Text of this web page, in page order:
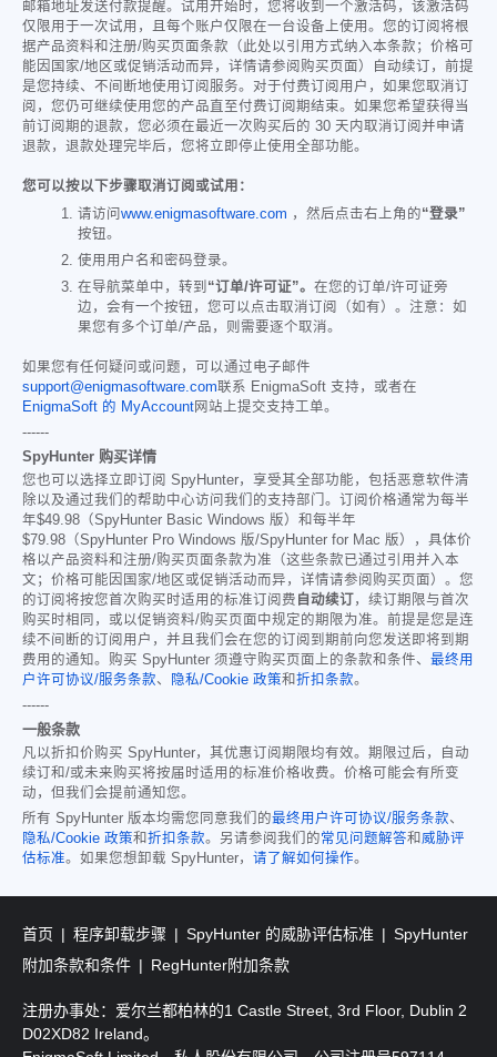
邮箱地址发送付款提醒。试用开始时，您将收到一个激活码，该激活码
仅限用于一次试用，且每个账户仅限在一台设备上使用。您的订阅将根
据产品资料和注册/购买页面条款（此处以引用方式纳入本条款；价格可
能因国家/地区或促销活动而异，详情请参阅购买页面）自动续订，前提
是您持续、不间断地使用订阅服务。对于付费订阅用户，如果您取消订
阅，您仍可继续使用您的产品直至付费订阅期结束。如果您希望获得当
前订阅期的退款，您必须在最近一次购买后的 30 天内取消订阅并申请
退款，退款处理完毕后，您将立即停止使用全部功能。
您可以按以下步骤取消订阅或试用：
请访问www.enigmasoftware.com ，然后点击右上角的“登录”
按钮。
使用用户名和密码登录。
在导航菜单中，转到 “订单/许可证”。 在您的订单/许可证旁
边，会有一个按钮，您可以点击取消订阅（如有）。注意：如
果您有多个订单/产品，则需要逐个取消。
如果您有任何疑问或问题，可以通过电子邮件
support@enigmasoftware.com联系 EnigmaSoft 支持，或者在
EnigmaSoft 的 MyAccount网站上提交支持工单。
------
SpyHunter 购买详情
您也可以选择立即订阅 SpyHunter，享受其全部功能，包括恶意软件清
除以及通过我们的帮助中心访问我们的支持部门。订阅价格通常为每半
年$49.98 （SpyHunter Basic Windows 版）和每半年
$79.98 （SpyHunter Pro Windows 版/SpyHunter for Mac 版），具体价
格以产品资料和注册/购买页面条款为准（这些条款已通过引用并入本
文；价格可能因国家/地区或促销活动而异，详情请参阅购买页面）。您
的订阅将按您首次购买时适用的标准订阅费 自动续订 ，续订期限与首次
购买时相同，或以促销资料/购买页面中规定的期限为准。前提是您是连
续不间断的订阅用户，并且我们会在您的订阅到期前向您发送即将到期
费用的通知。购买 SpyHunter 须遵守购买页面上的条款和条件、 最终用
户许可协议/服务条款、 隐私/Cookie 政策和折扣条款。
------
一般条款
凡以折扣价购买 SpyHunter，其优惠订阅期限均有效。期限过后，自动
续订和/或未来购买将按届时适用的标准价格收费。价格可能会有所变
动，但我们会提前通知您。
所有 SpyHunter 版本均需您同意我们的最终用户许可协议/服务条款、
隐私/Cookie 政策和折扣条款。另请参阅我们的常见问题解答和威胁评
估标准。如果您想卸载 SpyHunter， 请了解如何操作。
首页 程序卸载步骤 SpyHunter 的威胁评估标准
SpyHunter
附加条款和条件
RegHunter附加条款
注册办事处：爱尔兰都柏林的1 Castle Street, 3rd Floor, Dublin 2
D02XD82 Ireland。